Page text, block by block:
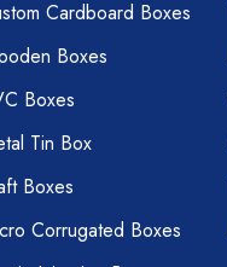
Cardboard Boxes
Boxes
Boxes
Tin Box
Boxes
Corrugated Boxes